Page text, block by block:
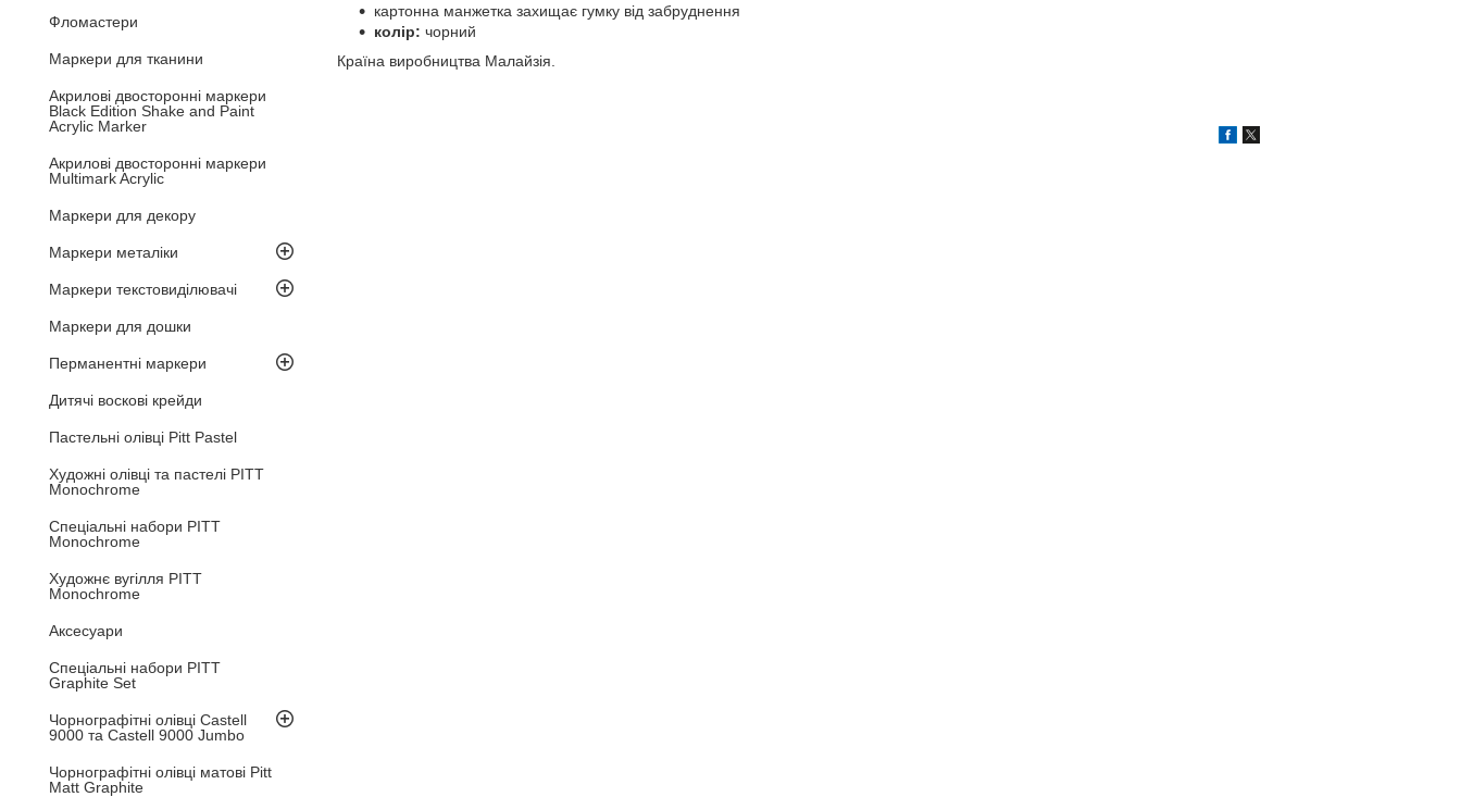
Фломастери
Маркери для тканини
Акрилові двосторонні маркери
Black Edition Shake and Paint
Acrylic Marker
Акрилові двосторонні маркери
Multimark Acrylic
Маркери для декору
Маркери металіки
Маркери текстовиділювачі
Маркери для дошки
Перманентні маркери
Дитячі воскові крейди
Пастельні олівці Pitt Pastel
Художні олівці та пастелі PITT
Monochrome
Спеціальні набори PITT
Monochrome
Художнє вугілля PITT
Monochrome
Аксесуари
Спеціальні набори PITT
Graphite Set
Чорнографітні олівці Castell
9000 та Castell 9000 Jumbo
Чорнографітні олівці матові Pitt
Matt Graphite
картонна манжетка захищає гумку від забруднення
колір: чорний
Країна виробництва Малайзія.